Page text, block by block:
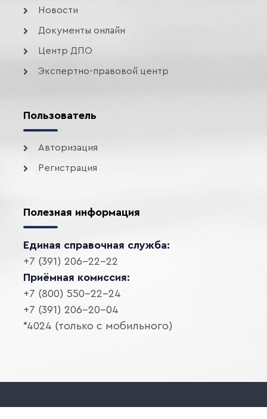
Новости
Документы онлайн
Центр ДПО
Экспертно-правовой центр
Пользователь
Авторизация
Регистрация
Полезная информация
Единая справочная служба:
+7 (391) 206-22-22
Приёмная комиссия:
+7 (800) 550-22-24
+7 (391) 206-20-04
*4024 (только с мобильного)